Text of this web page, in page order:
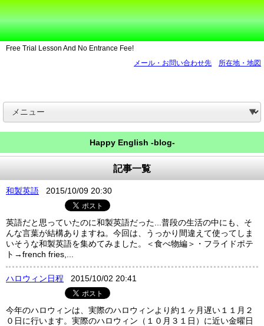
Free Trial Lesson And No Entrance Fee!
メール・お問い合わせ先
所在地・地図
Happy English -blog-
記事一覧
和製英語 2015/10/09 20:30
英語だと思っていたのに和製英語だった...普段の生活の中にも、そ
んな言葉が結構ありますね。今回は、うっかり間違えて使ってしま
いそうな和製英語を集めてみました。＜食べ物編＞・フライドポテ
ト→french fries,...
ハロウィン日程 2015/10/02 20:41
今年のハロウィンは、実際のハロウィンより約１ヶ月遅い１１月２
０日に行います。実際のハロウィン（１０月３１日）に近い金曜日